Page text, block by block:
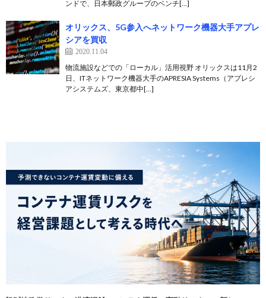
ンドで、日本郵政グループのベンチ[…]
オリックス、5G参入へネットワーク機器大手アプレ
シアを買収
2020.11.04
物流施設などでの「ローカル」活用視野 オリックスは11月2
日、ITネットワーク機器大手のAPRESIA Systems（アプレシ
アシステムズ、東京都中[…]